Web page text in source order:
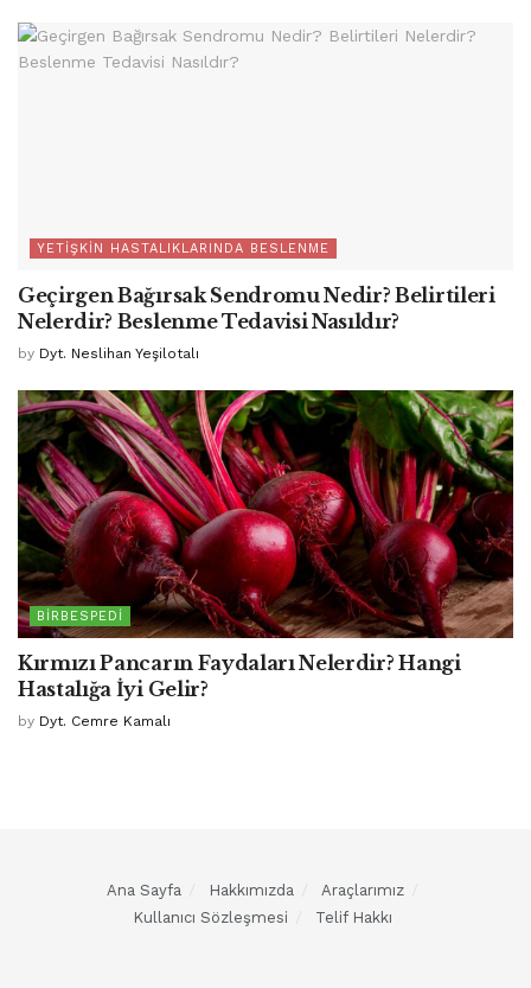
YETIŞKIN HASTALIKLARINDA BESLENME
Geçirgen Bağırsak Sendromu Nedir? Belirtileri
Nelerdir? Beslenme Tedavisi Nasıldır?
by Dyt. Neslihan Yeşilotalı
BIRBESPEDI
Kırmızı Pancarın Faydaları Nelerdir? Hangi
Hastalığa İyi Gelir?
by Dyt. Cemre Kamalı
Ana Sayfa Hakkımızda
Araçlarımız
Kullanıcı Sözleşmesi
Telif Hakkı